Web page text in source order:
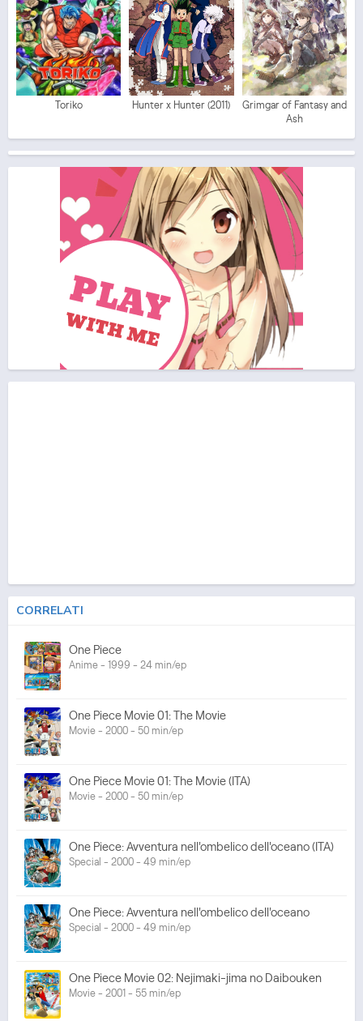
Toriko Hunter x Hunter (2011)
Grimgar of Fantasy and
Ash
CORRELATI
One Piece
Anime - 1999 - 24 min/ep
One Piece Movie 01: The Movie
Movie - 2000 - 50 min/ep
One Piece Movie 01: The Movie (ITA)
Movie - 2000 - 50 min/ep
One Piece: Avventura nell'ombelico dell'oceano (ITA)
Special - 2000 - 49 min/ep
One Piece: Avventura nell'ombelico dell'oceano
Special - 2000 - 49 min/ep
One Piece Movie 02: Nejimaki-jima no Daibouken
Movie - 2001 - 55 min/ep